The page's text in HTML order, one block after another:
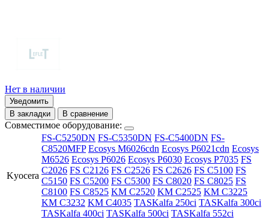
Нет в наличии
Уведомить
В закладки
В сравнение
Совместимое оборудование:
Kyocera
FS-C5250DN FS-C5350DN FS-C5400DN FS-
C8520MFP Ecosys M6026cdn Ecosys P6021cdn Ecosys
M6526 Ecosys P6026 Ecosys P6030 Ecosys P7035 FS
C2026 FS C2126 FS C2526 FS C2626 FS C5100 FS
C5150 FS C5200 FS C5300 FS C8020 FS C8025 FS
C8100 FS C8525 KM C2520 KM C2525 KM C3225
KM C3232 KM C4035 TASKalfa 250ci TASKalfa 300ci
TASKalfa 400ci TASKalfa 500ci TASKalfa 552ci